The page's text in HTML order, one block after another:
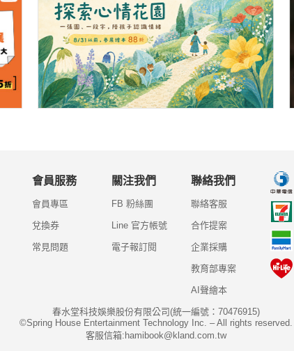
會員服務
會員專區
兌換券
常見問題
關注我們
FB 粉絲團
Line 官方帳號
電子報訂閱
聯絡我們
聯絡客服
合作提案
企業採購
教育部專案
AI聲繪本
春水堂科技娛樂股份有限公司(統一編號：70476915)
©Spring House Entertainment Technology Inc. – All rights reserved.
客服信箱:hamibook@kland.com.tw